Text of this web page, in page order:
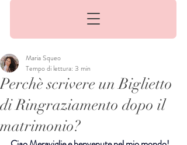
Perchè scrivere un Biglietto
di Ringraziamento dopo il
matrimonio?
Maria Squeo
Tempo di lettura: 3 min